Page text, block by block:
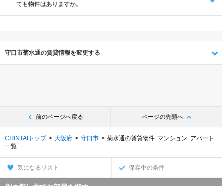
ても物件はありますか。
守口市菊水通の賃貸情報を変更する
前のページへ戻る ページの先頭へ
CHINTAIトップ 大阪府 守口市
菊水通の賃貸物件･マンション･アパート
一覧
気になるリスト 保存中の条件